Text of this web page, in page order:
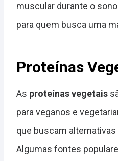
muscular durante o
para quem busca uma
Proteínas
As proteínas vegetais
para veganos e
que buscam alternativas
Algumas fontes